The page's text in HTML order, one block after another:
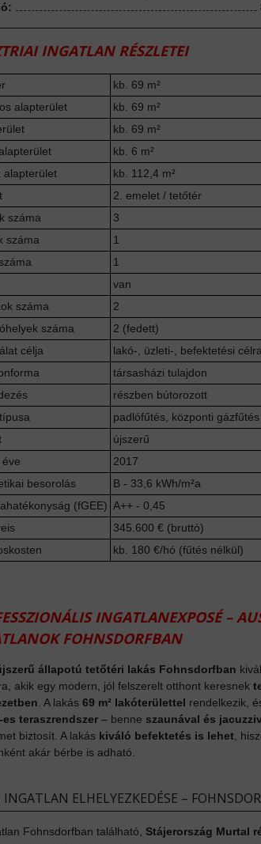
INGATLAN RÉSZLETEI
kb. 69 m²
alapterület
kb. 69 m²
kb. 69 m²
kb. 6 m²
alapterület
kb. 112,4 m²
2. emelet / tetőtér
száma
3
száma
1
1
van
száma
2
száma
2 (fedett)
célja
lakó-, üzleti-, befektetési célra
társasházi tulajdon
részben bútorozott
padlófűtés, központi gázfűtés
újszerű
2017
besorolás
B - 33,6 kWh/m²a
(fGEE) A++ - 0,45
345.600 € (bruttó)
kb. 180 €/hó (fűtés nélkül)
INGATLANEXPOSÉ –
FOHNSDORFBAN
állapotú tetőtéri lakás Fohnsdorfban
akik egy modern, jól felszerelt otthont keresnek
. A lakás 69 m² lakóterülettel rendelkezik,
es teraszrendszer – benne szaunával és
biztosít. A lakás kiváló befektetés is lehet ,
akár bérbe is adható.
INGATLAN ELHELYEZKEDÉSE –
Fohnsdorfban található, Stájerország Murtal